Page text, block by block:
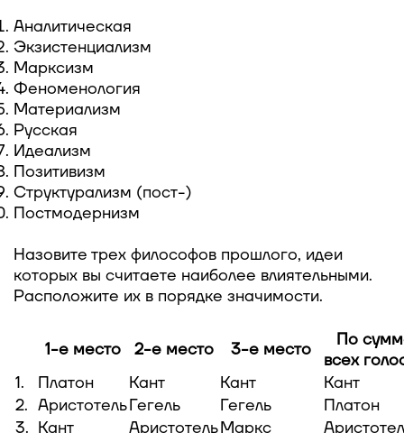
Аналитическая
Экзистенциализм
Марксизм
Феноменология
Материализм
Русская
Идеализм
Позитивизм
Структурализм (пост-)
Постмодернизм
Назовите трех философов прошлого, идеи
которых вы считаете наиболее влиятельными.
Расположите их в порядке значимости.
1-е место 2-е место 3-е место
По
всех
1.
Платон Кант Кант
Кант
2. АристотельГегель Гегель
Платон
3. Кант АристотельМаркс